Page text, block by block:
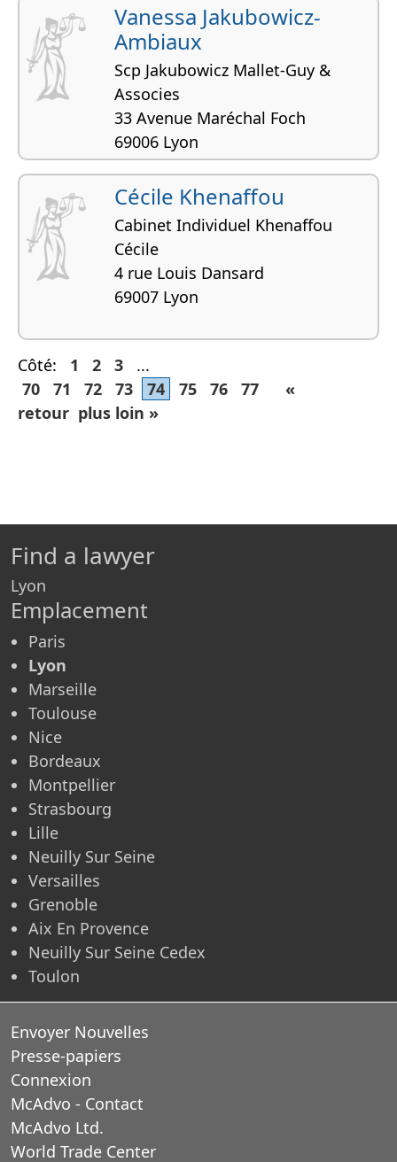
Vanessa Jakubowicz-
Ambiaux
Scp Jakubowicz Mallet-Guy &
Associes
33 Avenue Maréchal Foch
69006 Lyon
Cécile Khenaffou
Cabinet Individuel Khenaffou
Cécile
4 rue Louis Dansard
69007 Lyon
Côté: 1 2 3
...
70
71 72 73 74 75 76 77
«
retour plus loin »
Find a lawyer
Lyon
Emplacement
Paris
Lyon
Marseille
Toulouse
Nice
Bordeaux
Montpellier
Strasbourg
Lille
Neuilly Sur Seine
Versailles
Grenoble
Aix En Provence
Neuilly Sur Seine Cedex
Toulon
Envoyer Nouvelles
Presse-papiers
Connexion
McAdvo - Contact
McAdvo Ltd.
World Trade Center